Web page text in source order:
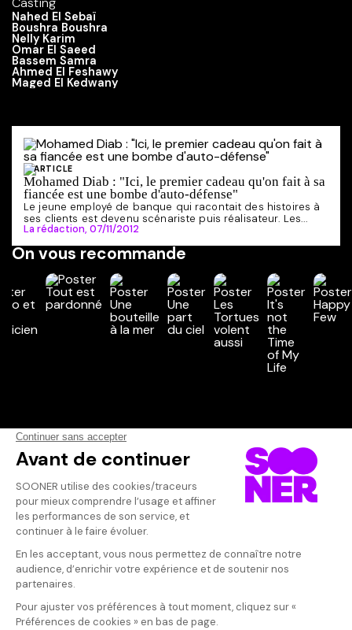
Nahed El Sebaï
Boushra Boushra
Nelly Karim
Omar El Saeed
Bassem Samra
Ahmed El Feshawy
Maged El Kedwany
ARTICLE
Mohamed Diab : "Ici, le premier cadeau qu'on fait à sa
fiancée est une bombe d'auto-défense"
Le jeune employé de banque qui racontait des histoires à
ses clients est devenu scénariste puis réalisateur. Les...
La rédaction, 07/11/2012
On vous recommande
Vos avis
Donnez votre avis
Votre note
Votre commentaire
Il faut vous connecter pour
publier un avis
Film
également.
travers les
dans un film